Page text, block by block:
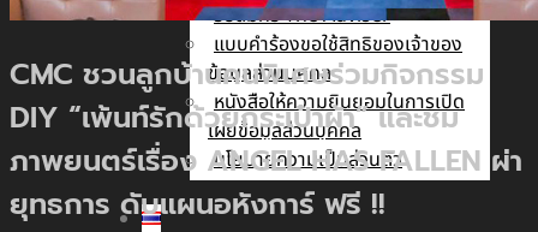
รับสมัคร The Adviser
แบบคำร้องขอใช้สิทธิของเจ้าของ
ข้อมูลส่วนบุคคล
หนังสือให้ความยินยอมในการเปิด
เผยข้อมูลส่วนบุคคล
นโยบายความเป็นส่วนตัว
CMC ชวนลูกบ้านคนพิเศษร่วมกิจกรรม
DIY “เพ้นท์รักด้วยกระเป๋าผ้า” และชม
ภาพยนตร์เรื่อง ANGEL HAS FALLEN ผ่า
ยุทธการ ดับแผนอหังการ์ ฟรี !!